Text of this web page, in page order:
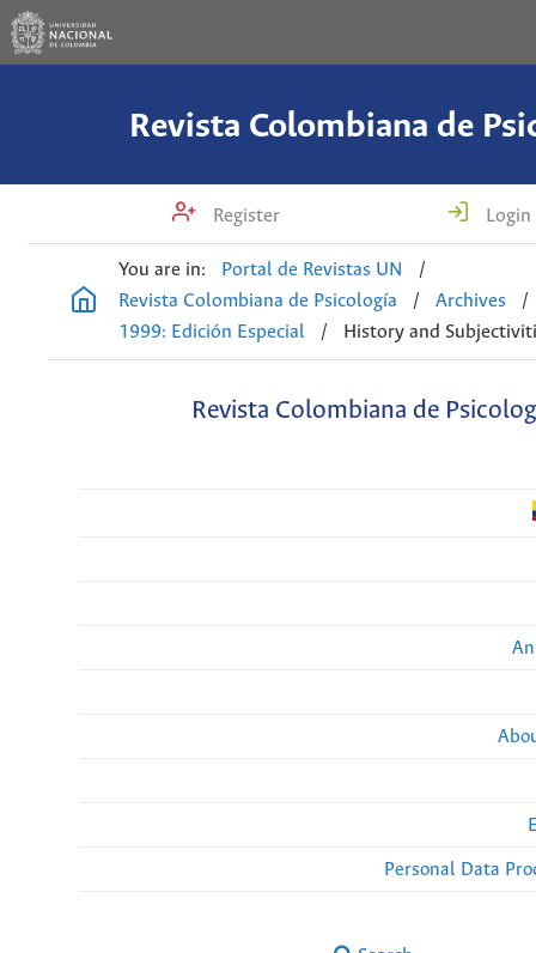
Revista Colombiana de
Register Login
You are in: Portal de Revistas UN
/
Revista Colombiana de Psicología
/ Archives
/
1999: Edición Especial
/ History and
Revista Colombiana de
Personal Data